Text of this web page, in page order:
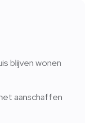
blijven wonen
aanschaffen